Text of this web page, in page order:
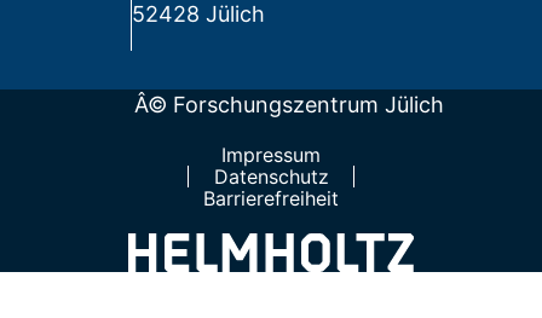
52428 Jülich
Â© Forschungszentrum Jülich
Impressum
Datenschutz
Barrierefreiheit